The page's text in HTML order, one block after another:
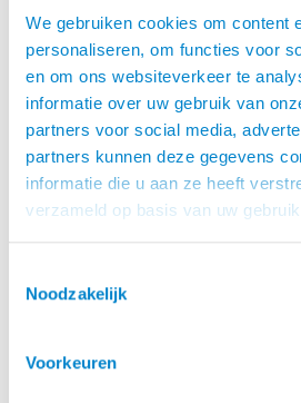
We gebruiken cookies om content
personaliseren, om functies voor
en om ons websiteverkeer te
informatie over uw gebruik van
partners voor social media,
partners kunnen deze gegevens
informatie die u aan ze heeft
verzameld op basis van uw
Noodzakelijk
Voorkeuren
Eques StepByStep
het?
Eques StepByStep
oplossing voor die ruiters die
op een dag rijden. Of voor die
meer keus willen!
Kies een neusriem
producten in onze voorraad.
zien bijEques
wat wij niet in